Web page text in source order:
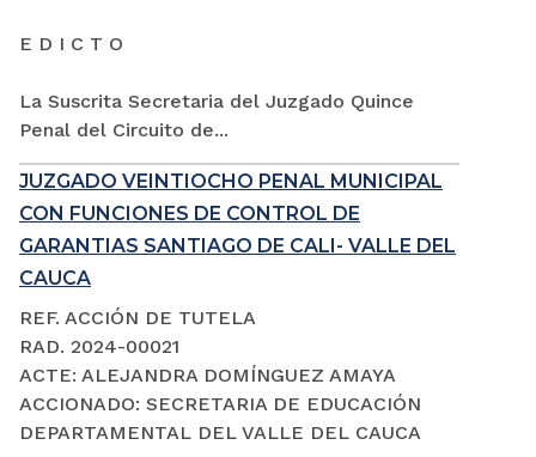
E D I C T O
La Suscrita Secretaria del Juzgado Quince
Penal del Circuito de...
JUZGADO VEINTIOCHO PENAL MUNICIPAL
CON FUNCIONES DE CONTROL DE
GARANTIAS SANTIAGO DE CALI- VALLE DEL
CAUCA
REF. ACCIÓN DE TUTELA
RAD. 2024-00021
ACTE: ALEJANDRA DOMÍNGUEZ AMAYA
ACCIONADO: SECRETARIA DE EDUCACIÓN
DEPARTAMENTAL DEL VALLE DEL CAUCA